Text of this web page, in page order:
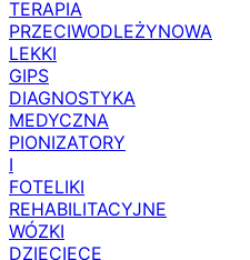
TERAPIA
PRZECIWODLEŻYNOWA
LEKKI
GIPS
DIAGNOSTYKA
MEDYCZNA
PIONIZATORY
I
FOTELIKI
REHABILITACYJNE
WÓZKI
DZIECIĘCE